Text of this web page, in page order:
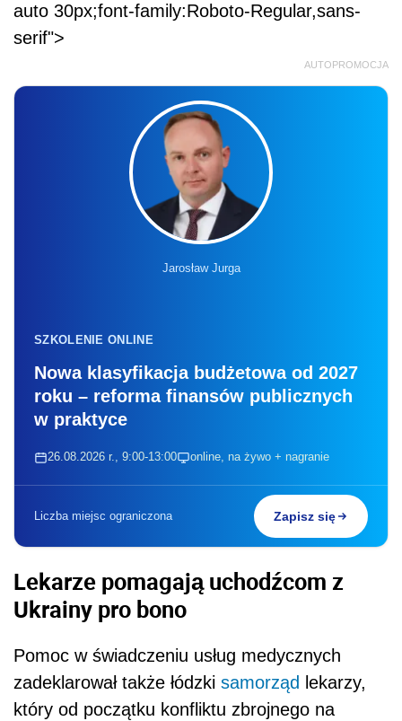
auto 30px;font-family:Roboto-Regular,sans-
serif">
AUTOPROMOCJA
Jarosław Jurga
SZKOLENIE ONLINE
Nowa klasyfikacja budżetowa od 2027
roku – reforma finansów publicznych
w praktyce
26.08.2026 r., 9:00-13:00 online, na żywo + nagranie
Liczba miejsc ograniczona Zapisz się
Lekarze pomagają uchodźcom z
Ukrainy pro bono
Pomoc w świadczeniu usług medycznych
zadeklarował także łódzki samorząd lekarzy,
który od początku konfliktu zbrojnego na